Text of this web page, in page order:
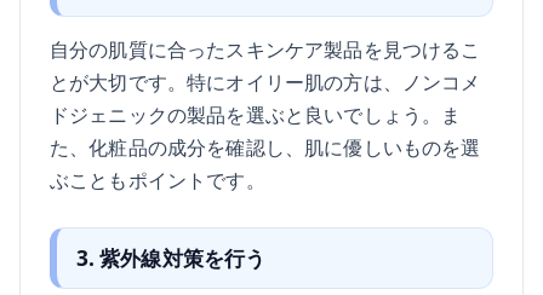
自分の肌質に合ったスキンケア製品を見つけるこ
とが大切です。特にオイリー肌の方は、ノンコメ
ドジェニックの製品を選ぶと良いでしょう。ま
た、化粧品の成分を確認し、肌に優しいものを選
ぶこともポイントです。
3. 紫外線対策を行う